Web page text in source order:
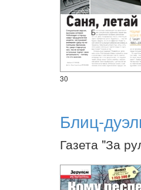
30
Блиц-
Газета "За